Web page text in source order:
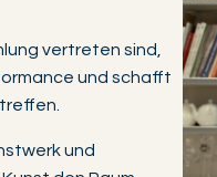
vertreten sind,
und schafft
und